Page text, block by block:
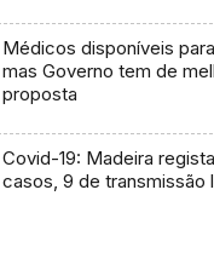
Médicos disponíveis
mas Governo tem de
proposta
Covid-19: Madeira
casos, 9 de transmissão